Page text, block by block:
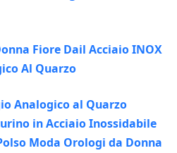
Fiore Dail Acciaio INOX
Al Quarzo
Analogico al Quarzo
in Acciaio Inossidabile
Moda Orologi da Donna